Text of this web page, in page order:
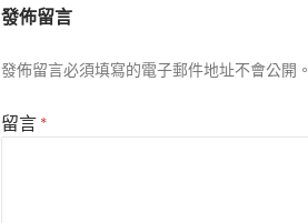
發佈留言
發佈留言必須填寫的電子郵件地址不會公開。
留言 *